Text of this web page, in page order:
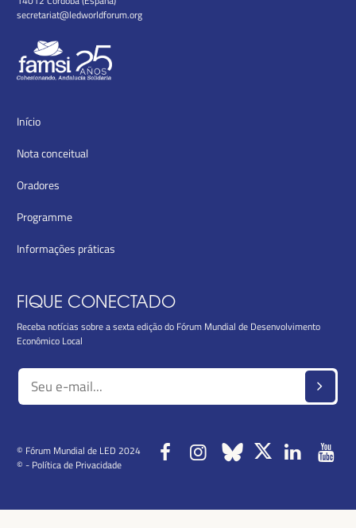
secretariat@ledworldforum.org
Início
Nota conceitual
Oradores
Programme
Informações práticas
FIQUE CONECTADO
Receba notícias sobre a sexta edição do Fórum Mundial de Desenvolvimento
Econômico Local
© Fórum Mundial de LED 2024
© - Política de Privacidade